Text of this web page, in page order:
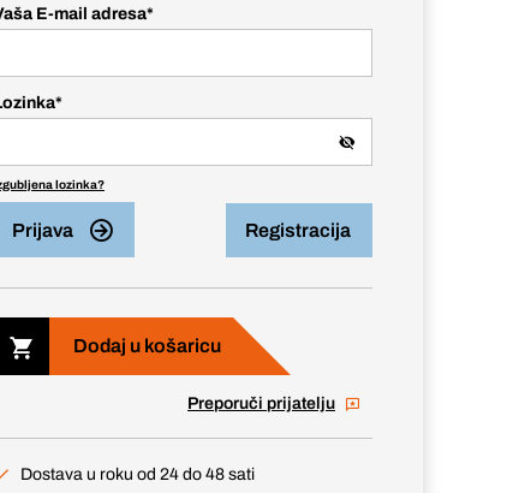
E-mail adresa*
*
lozinka?
Prijava Registracija
Dodaj u košaricu
Preporuči prijatelju
Dostava u roku od 24 do 48 sati